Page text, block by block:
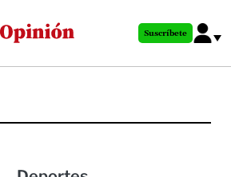
al
principal
Suscríbete